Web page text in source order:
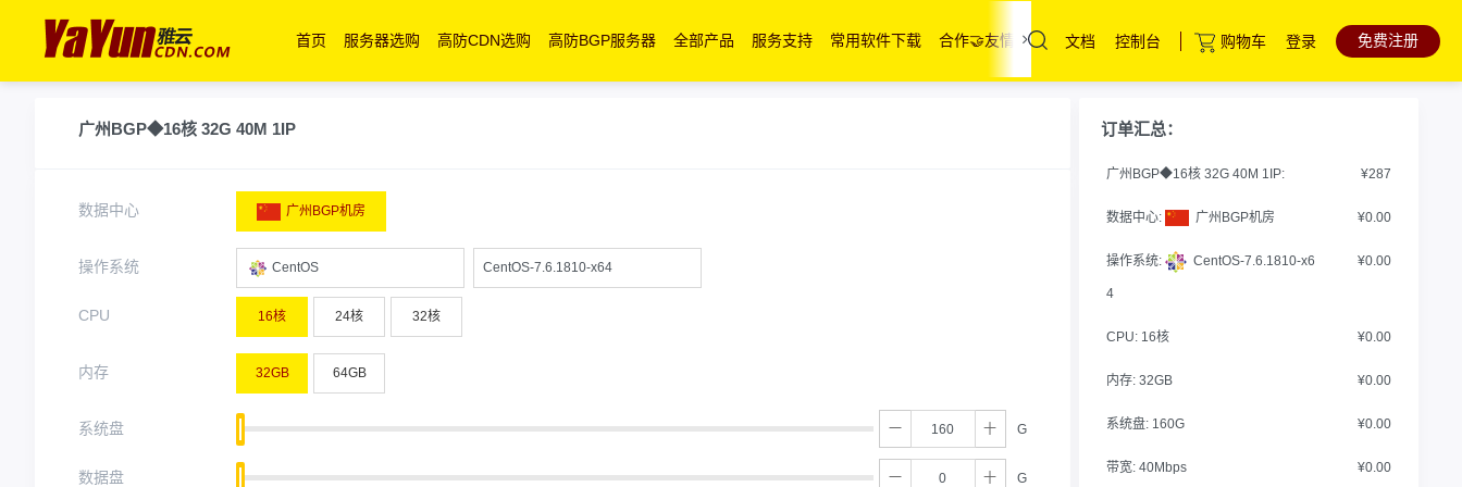
首页 服务器选购 高防CDN选购 高防BGP服务器 全部产品 服务支持 常用软件下载 合作🤝友情链接 联系我们
控制台
文档 控制台 购物车 登录 免费注册
广州BGP◆16核 32G 40M 1IP
数据中心 广州BGP机房
操作系统 CentOS CentOS-7.6.1810-x64
CPU 16核 24核 32核
内存 32GB 64GB
系统盘 G
数据盘 G
订单汇总：
广州BGP◆16核 32G 40M 1IP: ¥287
数据中心: 广州BGP机房 ¥0.00
操作系统: CentOS-7.6.1810-x6
4
¥0.00
CPU: 16核 ¥0.00
内存: 32GB ¥0.00
系统盘: 160G ¥0.00
带宽: 40Mbps ¥0.00